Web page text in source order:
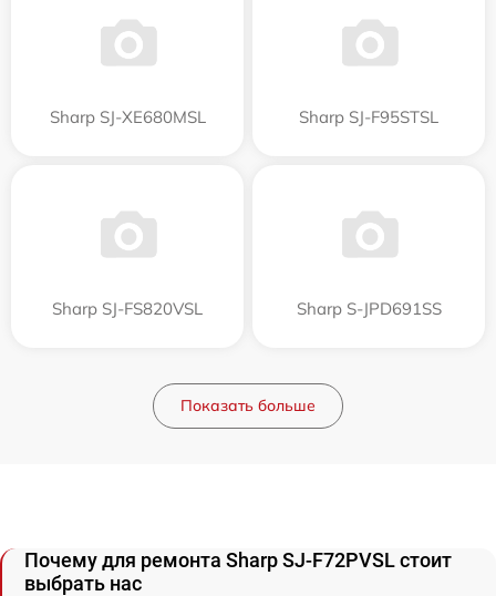
Sharp SJ-XE680MSL Sharp SJ-F95STSL
Sharp SJ-FS820VSL Sharp S-JPD691SS
Показать больше
Почему для ремонта Sharp SJ-F72PVSL стоит
выбрать нас